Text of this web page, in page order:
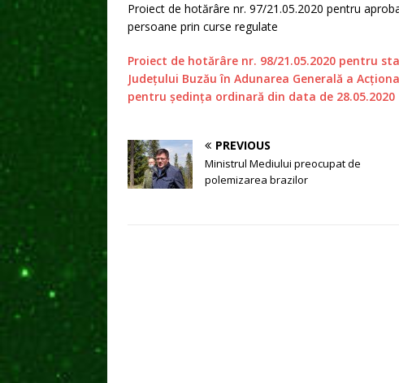
Proiect de hotărâre nr. 97/21.05.2020 pentru
persoane prin curse regulate
Proiect de hotărâre nr. 98/21.05.2020 pentru
Județului Buzău în Adunarea Generală a
pentru ședința ordinară din data de 28.05.2020
PREVIOUS
Ministrul Mediului preocupat de
polemizarea brazilor